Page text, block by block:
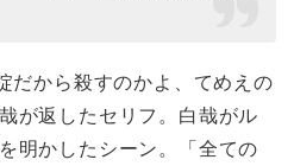
だから殺すのかよ、てめえの
が返したセリフ。白哉がル
明かしたシーン。「全ての